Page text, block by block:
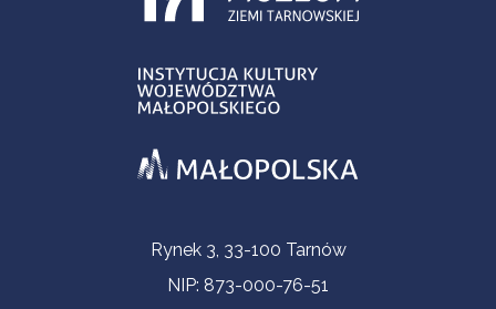
Informacje kontaktoweRynek 3, 33-100 Tarnów
NIP: 873-000-76-51